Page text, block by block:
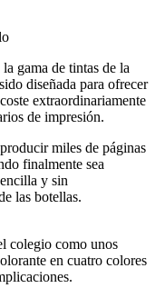
gama de tintas de la
diseñada para ofrecer
extraordinariamente
de impresión.
miles de páginas
finalmente sea
y sin
las botellas.
colegio como unos
en cuatro colores